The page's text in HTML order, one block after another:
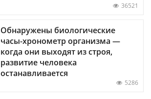
36521
Обнаружены биологические
часы-хронометр организма —
когда они выходят из строя,
развитие человека
останавливается
5286